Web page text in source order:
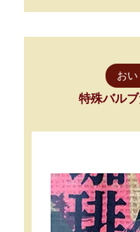
お
特殊バル